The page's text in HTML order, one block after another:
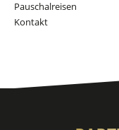
Pauschalreisen
Kontakt